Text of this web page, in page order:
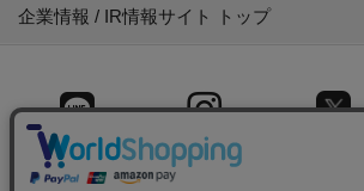
企業情報 / IR情報サイト トップ
LINE Instagram